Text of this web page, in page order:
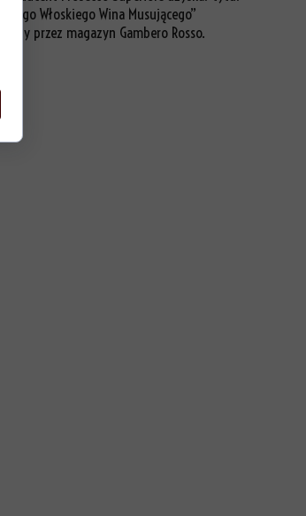
Włoskiego Wina Musującego”
przez magazyn Gambero Rosso.